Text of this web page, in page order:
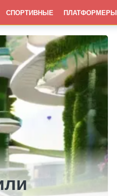
СПОРТИВНЫЕ ПЛАТФОРМЕРЫ